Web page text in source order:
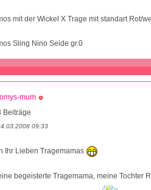
mit der Wickel X Trage mit standart Rot/
Sling Nino Seide gr.0
mum
Beiträge
09:33
Ihr Lieben Tragemamas
begeisterte Tragemama, meine Tochter